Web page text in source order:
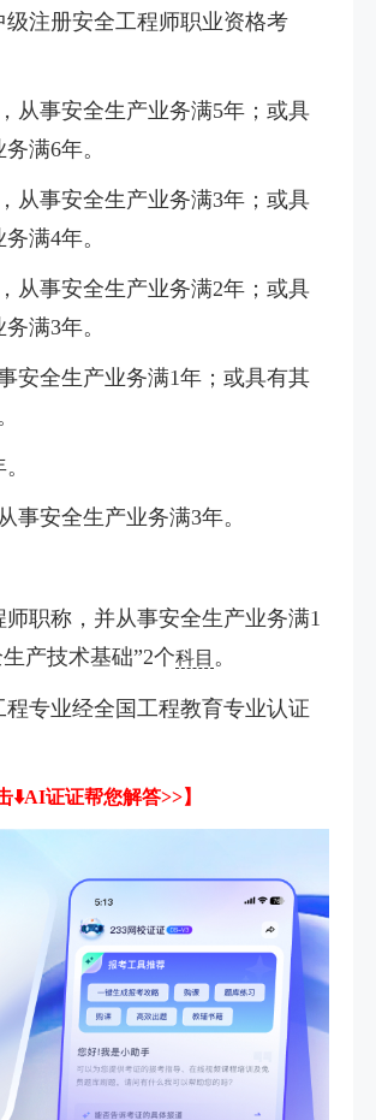
注册安全工程师职业资格考
从事安全生产业务满5年；或具
满6年。
从事安全生产业务满3年；或具
满4年。
从事安全生产业务满2年；或具
满3年。
安全生产业务满1年；或具有其
事安全生产业务满3年。
职称，并从事安全生产业务满1
产技术基础”2个科目 。
专业经全国工程教育专业认证
⬇️AI证证帮您解答>>】